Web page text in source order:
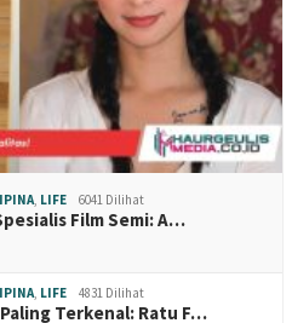
LIFE 6041 Dilihat
Film Semi: A…
LIFE 4831 Dilihat
Terkenal: Ratu F…